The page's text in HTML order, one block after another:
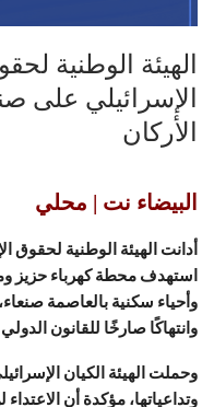
الهيئة الوطنية
الإسرائيلي على
الأركان
البيضاء نت | محلي
أدانت الهيئة الوطنية لحقوق
استهدف محطة كهرباء حزيز
وأحياء سكنية بالعاصمة
وانتهاكًا صارخًا للقانون
وحملت الهيئة الكيان
وتداعياتها، مؤكدة أن